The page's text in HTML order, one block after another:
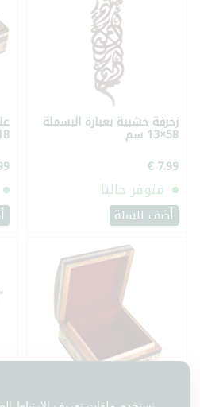
زخرفة خشبية بعبارة البسملة
58×13 سم
متوفر حاليا
أضف للسلة
علبة موزاييك خشب 14×14×7